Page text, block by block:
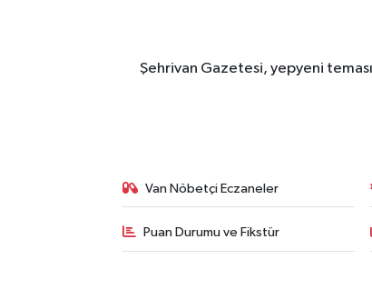
Şehrivan Gazetesi, yepyeni
Van Nöbetçi Eczaneler
Puan Durumu ve Fikstür